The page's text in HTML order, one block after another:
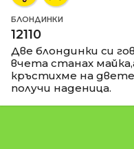
БЛОНДИНКИ
12110
Две блондинки си
вчета станах
кръстихме на
получи наденица.